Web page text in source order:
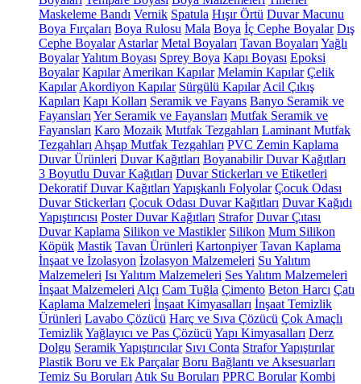
Maskeleme Bandı Vernik Spatula Hışır Örtü Duvar Macunu
Boya Fırçaları Boya Rulosu Mala Boya İç Cephe Boyalar Dış
Cephe Boyalar Astarlar Metal Boyaları Tavan Boyaları Yağlı
BoyalarYalıtım Boyası Sprey Boya Kapı Boyası Epoksi
Boyalar Kapılar Amerikan Kapılar Melamin Kapılar Çelik
Kapılar Akordiyon Kapılar Sürgülü Kapılar Acil Çıkış
Kapıları Kapı Kolları Seramik ve Fayans Banyo Seramik ve
Fayansları Yer Seramik ve Fayansları Mutfak Seramik ve
Fayansları Karo Mozaik Mutfak Tezgahları Laminant Mutfak
Tezgahları Ahşap Mutfak Tezgahları PVC Zemin Kaplama
Duvar Ürünleri Duvar Kağıtları Boyanabilir Duvar Kağıtları
3 Boyutlu Duvar Kağıtları Duvar Stickerları ve Etiketleri
Dekoratif Duvar Kağıtları Yapışkanlı Folyolar Çocuk Odası
Duvar Stickerları Çocuk Odası Duvar Kağıtları Duvar Kağıdı
Yapıştırıcısı Poster Duvar Kağıtları Strafor Duvar Çıtası
Duvar Kaplama Silikon ve Mastikler Silikon Mum Silikon
Köpük Mastik Tavan Ürünleri Kartonpiyer Tavan Kaplama
İnşaat ve İzolasyon İzolasyon Malzemeleri Su Yalıtım
Malzemeleri Isı Yalıtım Malzemeleri Ses Yalıtım Malzemeleri
İnşaat Malzemeleri Alçı Cam Tuğla Çimento Beton Harcı Çatı
Kaplama Malzemeleri İnşaat Kimyasalları İnşaat Temizlik
Ürünleri Lavabo Çözücü Harç ve Sıva Çözücü Çok Amaçlı
TemizlikYağlayıcı ve Pas Çözücü Yapı Kimyasalları Derz
Dolgu Seramik Yapıştırıcılar Sıvı Conta Strafor Yapıştırılar
Plastik Boru ve Ek Parçalar Boru Bağlantı ve Aksesuarları
Temiz Su Boruları Atık Su Boruları PPRC Borular Kombi